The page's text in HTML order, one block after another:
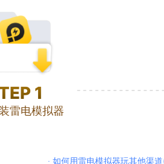
1
雷电模拟器
· 如何用雷电模拟器玩其他渠